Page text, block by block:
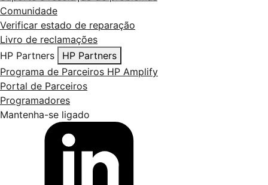
Comunidade
Verificar estado de reparação
Livro de reclamações
HP Partners
HP Partners
Programa de Parceiros HP Amplify
Portal de Parceiros
Programadores
Mantenha-se ligado